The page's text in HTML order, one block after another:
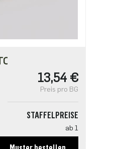
13,54 €
Preis pro BG
STAFFELPREISE
ab 1